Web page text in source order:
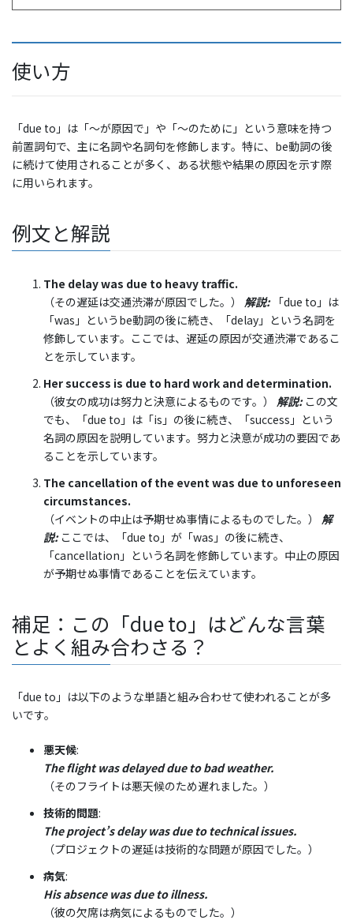
使い方
「due to」は「～が原因で」や「～のために」という意味を持つ
前置詞句で、主に名詞や名詞句を修飾します。特に、be動詞の後
に続けて使用されることが多く、ある状態や結果の原因を示す際
に用いられます。
例文と解説
The delay was due to heavy traffic.
（その遅延は交通渋滞が原因でした。） 解説:「due to」は
「was」というbe動詞の後に続き、「delay」という名詞を
修飾しています。ここでは、遅延の原因が交通渋滞であるこ
とを示しています。
Her success is due to hard work and determination.
（彼女の成功は努力と決意によるものです。） 解説:この文
でも、「due to」は「is」の後に続き、「success」という
名詞の原因を説明しています。努力と決意が成功の要因であ
ることを示しています。
The cancellation of the event was due to unforeseen
circumstances.
（イベントの中止は予期せぬ事情によるものでした。） 解
説:ここでは、「due to」が「was」の後に続き、
「cancellation」という名詞を修飾しています。中止の原因
が予期せぬ事情であることを伝えています。
補足：この「due to」はどんな言葉
とよく組み合わさる？
「due to」は以下のような単語と組み合わせて使われることが多
いです。
悪天候:
The flight was delayed due to bad weather.
（そのフライトは悪天候のため遅れました。）
技術的問題:
The project’s delay was due to technical issues.
（プロジェクトの遅延は技術的な問題が原因でした。）
病気:
His absence was due to illness.
（彼の欠席は病気によるものでした。）